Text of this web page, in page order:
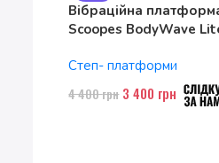
Вібраційна
Scoopes BodyWave
Степ- платформи
4 400грн 3 400 грн